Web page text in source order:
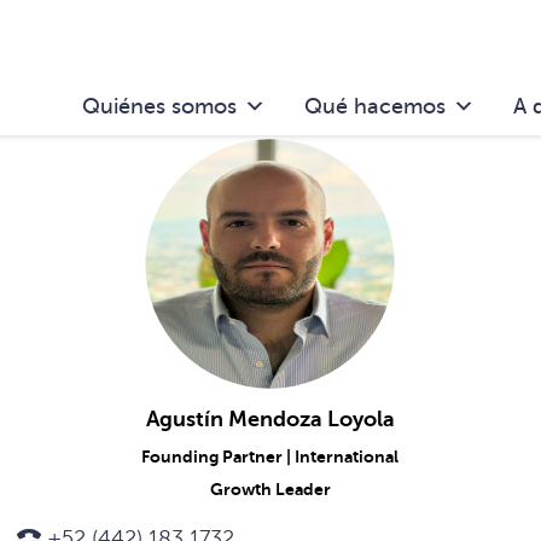
Quiénes somos
Qué hacemos A
Agustín Mendoza Loyola
Founding Partner | International
Growth Leader